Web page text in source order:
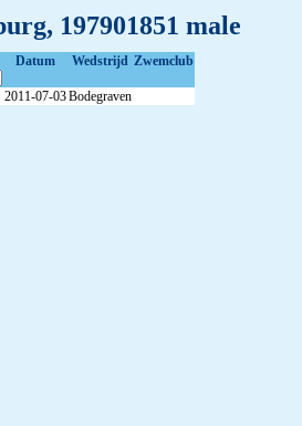
197901851 male
Datum Wedstrijd Zwemclub
2011-07-03Bodegraven